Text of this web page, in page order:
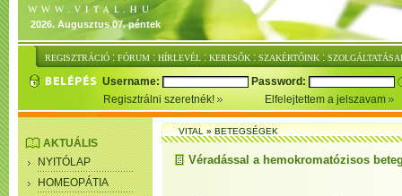
2026. Augusztus 07. péntek
REGISZTRÁCIÓ : FÓRUM : HÍRLEVÉL : KERESŐK : SZAKÉRTŐINK :
Username:
Password:
Regisztrálni szeretnék!
Elfelejtettem a jelszavam
AKTUÁLIS
NYITÓLAP
HOMEOPÁTIA
VITAL»BETEGSÉGEK
Véradással a hemokromatózisos